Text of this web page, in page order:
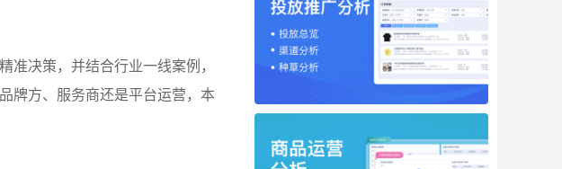
决策，并结合行业一线案例，
牌方、服务商还是平台运营，本